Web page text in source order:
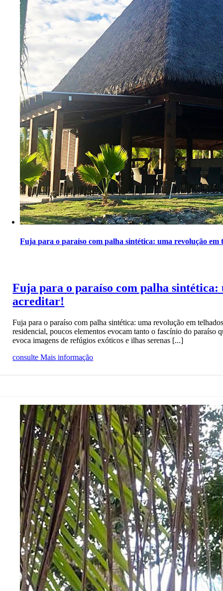
Fuja para o paraíso com palha sintética: uma revolução em
Fuja para o paraíso com palha sintética:
acreditar!
Fuja para o paraíso com palha sintética: uma revolução em
residencial, poucos elementos evocam tanto o fascínio do paraíso
evoca imagens de refúgios exóticos e ilhas serenas [...]
consulte Mais informação